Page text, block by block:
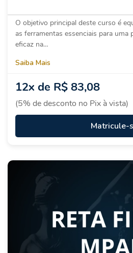
O objetivo principal deste curso é
as ferramentas essenciais para uma
eficaz na…
Saiba Mais
12x de R$ 83,08
(5% de desconto no Pix à vista)
Matricule-